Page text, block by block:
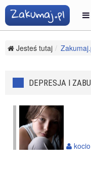
Jesteś tutaj
DEPRESJA I
kocio